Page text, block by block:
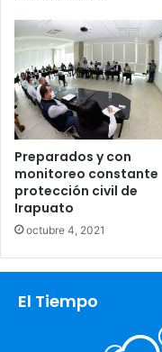
Preparados y con
monitoreo constante
protección civil de
Irapuato
octubre 4, 2021
El Tiempo